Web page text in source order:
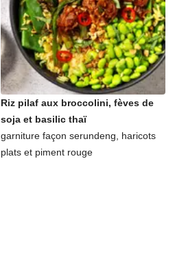
Riz pilaf aux broccolini, fèves de
soja et basilic thaï
garniture façon serundeng, haricots
plats et piment rouge